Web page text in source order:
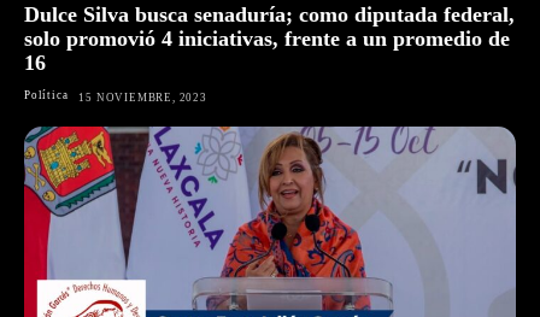
Dulce Silva busca senaduría; como diputada federal,
solo promovió 4 iniciativas, frente a un promedio de
16
Política 15 NOVIEMBRE, 2023